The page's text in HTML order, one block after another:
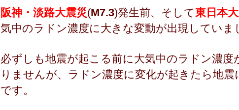
阪神・淡路大震災(M7.3)発生前、そして東日本
気中のラドン濃度に大きな変動が出現していま
必ずしも地震が起こる前に大気中のラドン濃度
りませんが、ラドン濃度に変化が起きたら地震
です。